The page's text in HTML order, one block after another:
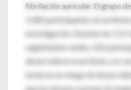
fibrilación auricular. El grupo
5.282 participantes sin arritmia
investigación. Durante los 13,7
seguimiento medio, 526
desarrollaron la arritmia. Los
tuvieron un riesgo de